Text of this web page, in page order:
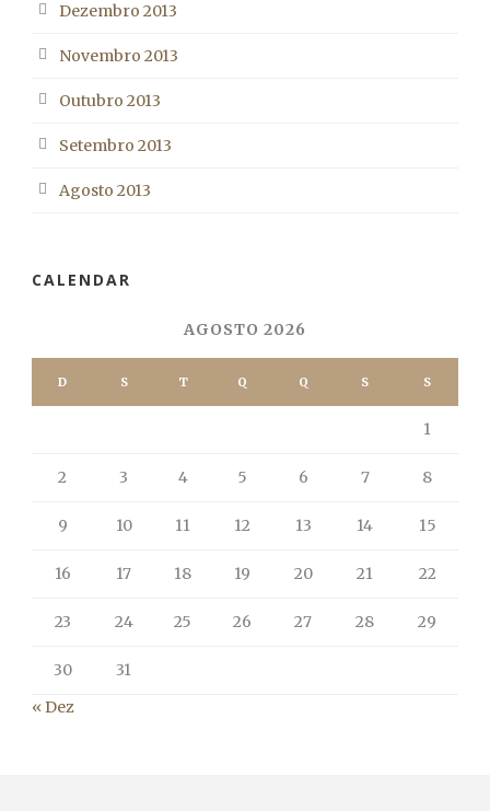
Dezembro 2013
Novembro 2013
Outubro 2013
Setembro 2013
Agosto 2013
CALENDAR
AGOSTO 2026
D S T Q Q S S
1
2 3 4 5 6 7 8
9 10 11 12 13 14 15
16 17 18 19 20 21 22
23 24 25 26 27 28 29
30
31
« Dez